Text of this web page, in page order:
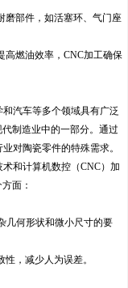
部件，如活塞环、气门座
燃油效率，CNC加工确保
汽车等多个领域具有广泛
制造业中的一部分。通过
对陶瓷零件的特殊需求。
和计算机数控（CNC）加
面：
几何形状和微小尺寸的要
，减少人为误差。